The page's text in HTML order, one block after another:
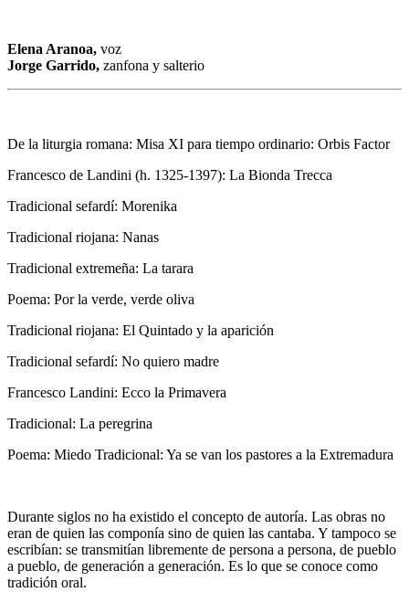
Elena Aranoa, voz
Jorge Garrido, zanfona y salterio
De la liturgia romana: Misa XI para tiempo ordinario: Orbis Factor
Francesco de Landini (h. 1325-1397): La Bionda Trecca
Tradicional sefardí: Morenika
Tradicional riojana: Nanas
Tradicional extremeña: La tarara
Poema: Por la verde, verde oliva
Tradicional riojana: El Quintado y la aparición
Tradicional sefardí: No quiero madre
Francesco Landini: Ecco la Primavera
Tradicional: La peregrina
Poema: Miedo Tradicional: Ya se van los pastores a la Extremadura
Durante siglos no ha existido el concepto de autoría. Las obras no
eran de quien las componía sino de quien las cantaba. Y tampoco se
escribían: se transmitían libremente de persona a persona, de pueblo
a pueblo, de generación a generación. Es lo que se conoce como
tradición oral.